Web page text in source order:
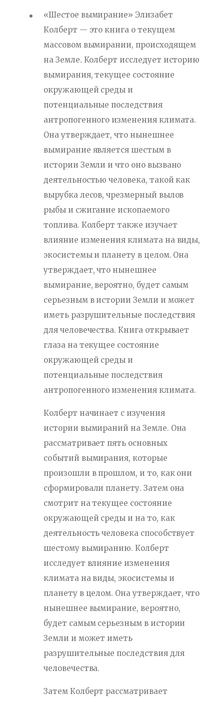
«Шестое вымирание» Элизабет
Колберт — это книга о текущем
массовом вымирании, происходящем
на Земле. Колберт исследует историю
вымирания, текущее состояние
окружающей среды и
потенциальные последствия
антропогенного изменения климата.
Она утверждает, что нынешнее
вымирание является шестым в
истории Земли и что оно вызвано
деятельностью человека, такой как
вырубка лесов, чрезмерный вылов
рыбы и сжигание ископаемого
топлива. Колберт также изучает
влияние изменения климата на виды,
экосистемы и планету в целом. Она
утверждает, что нынешнее
вымирание, вероятно, будет самым
серьезным в истории Земли и может
иметь разрушительные последствия
для человечества. Книга открывает
глаза на текущее состояние
окружающей среды и
потенциальные последствия
антропогенного изменения климата.
Колберт начинает с изучения
истории вымираний на Земле. Она
рассматривает пять основных
событий вымирания, которые
произошли в прошлом, и то, как они
сформировали планету. Затем она
смотрит на текущее состояние
окружающей среды и на то, как
деятельность человека способствует
шестому вымиранию. Колберт
исследует влияние изменения
климата на виды, экосистемы и
планету в целом. Она утверждает, что
нынешнее вымирание, вероятно,
будет самым серьезным в истории
Земли и может иметь
разрушительные последствия для
человечества.
Затем Колберт рассматривает